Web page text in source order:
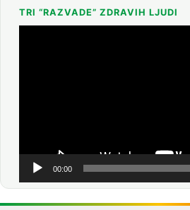
TRI “RAZVADE” ZDRAVIH LJUDI
00:00